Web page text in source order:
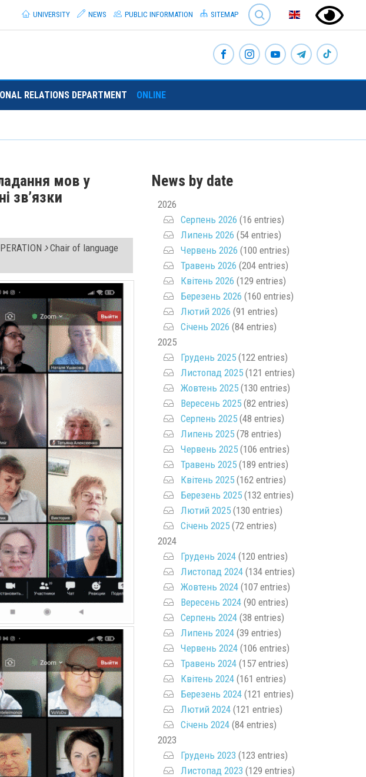
SEARCH
UNIVERSITY
NEWS PUBLIC INFORMATION SITEMAP
RELATIONS DEPARTMENT ONLINE
мов у
зв’язки
Chair of language
News by date
2026
Серпень 2026 (16 entries)
Липень 2026 (54 entries)
Червень 2026 (100 entries)
Травень 2026 (204 entries)
Квітень 2026 (129 entries)
Березень 2026 (160 entries)
Лютий 2026 (91 entries)
Січень 2026 (84 entries)
2025
Грудень 2025(122 entries)
Листопад 2025(121 entries)
Жовтень 2025(130 entries)
Вересень 2025(82 entries)
Серпень 2025(48 entries)
Липень 2025(78 entries)
Червень 2025(106 entries)
Травень 2025(189 entries)
Квітень 2025(162 entries)
Березень 2025(132 entries)
Лютий 2025(130 entries)
Січень 2025(72 entries)
2024
Грудень 2024(120 entries)
Листопад 2024(134 entries)
Жовтень 2024(107 entries)
Вересень 2024(90 entries)
Серпень 2024(38 entries)
Липень 2024(39 entries)
Червень 2024(106 entries)
Травень 2024(157 entries)
Квітень 2024(161 entries)
Березень 2024(121 entries)
Лютий 2024(121 entries)
Січень 2024(84 entries)
2023
Грудень 2023 (123 entries)
Листопад 2023 (129 entries)